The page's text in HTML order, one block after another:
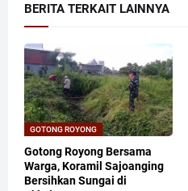
BERITA TERKAIT LAINNYA
GOTONG ROYONG
Gotong Royong Bersama
Warga, Koramil Sajoanging
Bersihkan Sungai di